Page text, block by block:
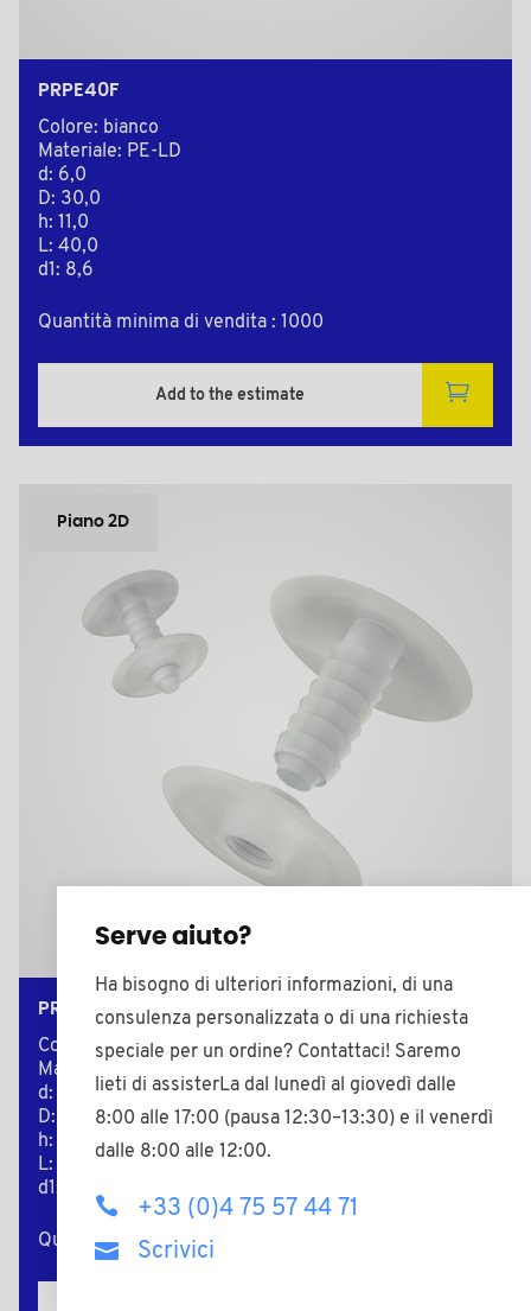
PRPE40F
Colore: bianco
Materiale: PE-LD
d: 6,0
D: 30,0
h: 11,0
L: 40,0
d1: 8,6
Quantità minima di vendita : 1000
Add to the estimate
Piano 2D
PRPE40D
Colore: neutro
Materiale: PE-LD
d: 6,0
D: 30,0
h: 11,0
L: 40,0
d1: 8,6
Quantità minima di vendita : 5000
Serve aiuto?
Ha bisogno di ulteriori informazioni, di una
consulenza personalizzata o di una richiesta
speciale per un ordine? Contattaci! Saremo
lieti di assisterLa dal lunedì al giovedì dalle
8:00 alle 17:00 (pausa 12:30–13:30) e il venerdì
dalle 8:00 alle 12:00.
+33 (0)4 75 57 44 71
Scrivici